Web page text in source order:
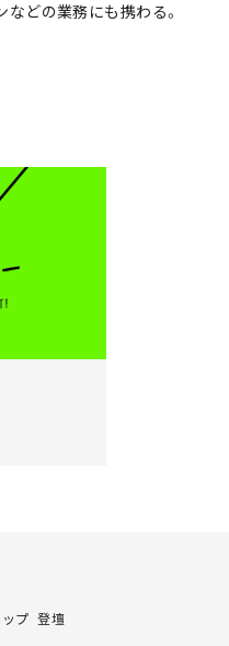
などの業務にも携わる。
ップ 登壇